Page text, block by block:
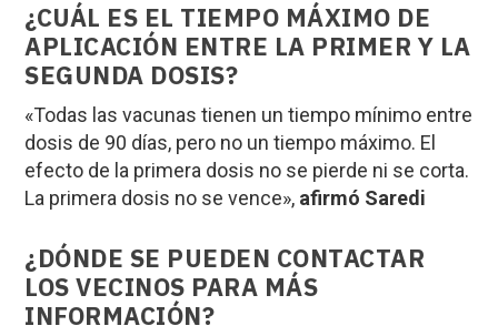
¿CUÁL ES EL TIEMPO MÁXIMO DE
APLICACIÓN ENTRE LA PRIMER Y LA
SEGUNDA DOSIS?
«Todas las vacunas tienen un tiempo mínimo entre
dosis de 90 días, pero no un tiempo máximo. El
efecto de la primera dosis no se pierde ni se corta.
La primera dosis no se vence», afirmó Saredi
¿DÓNDE SE PUEDEN CONTACTAR
LOS VECINOS PARA MÁS
INFORMACIÓN?